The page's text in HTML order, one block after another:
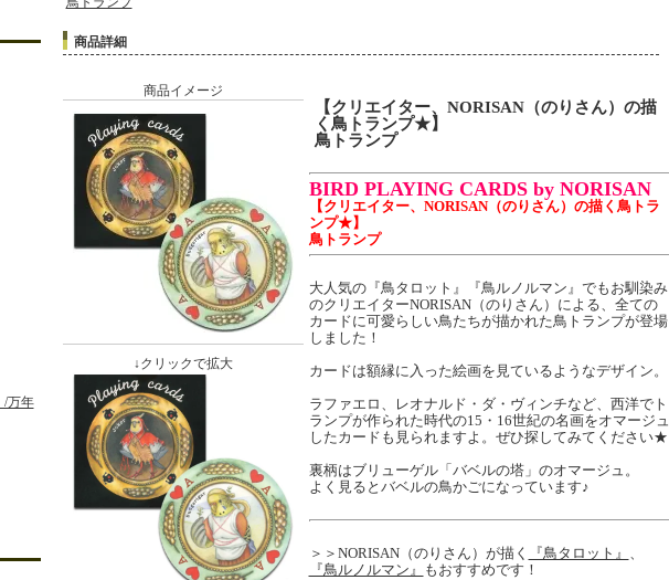
/万年
商品詳細
商品イメージ
↓クリックで拡大
【クリエイター、NORISAN（のりさん）の描
く鳥トランプ★】
鳥トランプ
BIRD PLAYING CARDS by NORISAN
【クリエイター、NORISAN（のりさん）の描く鳥トラ
ンプ★】
鳥トランプ
大人気の『鳥タロット』『鳥ルノルマン』でもお馴染み
のクリエイターNORISAN（のりさん）による、全ての
カードに可愛らしい鳥たちが描かれた鳥トランプが登場
しました！
カードは額縁に入った絵画を見ているようなデザイン。
ラファエロ、レオナルド・ダ・ヴィンチなど、西洋でト
ランプが作られた時代の15・16世紀の名画をオマージュ
したカードも見られますよ。ぜひ探してみてください★
裏柄はブリューゲル「バベルの塔」のオマージュ。
よく見るとバベルの鳥かごになっています♪
＞＞NORISAN（のりさん）が描く 『鳥タロット』 、
『鳥ルノルマン』
もおすすめです！